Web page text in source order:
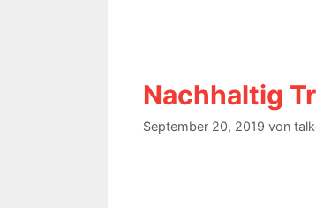
Nachhaltig
September 20, 2019 von